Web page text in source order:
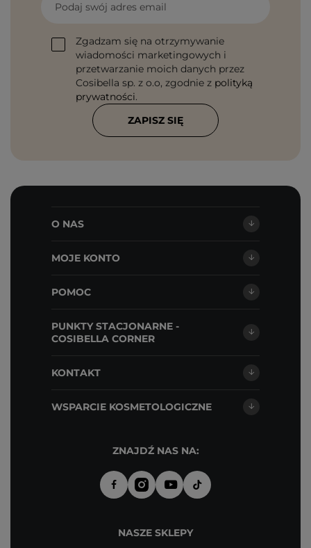
Podaj swój adres email
Zgadzam się na otrzymywanie
wiadomości marketingowych i
przetwarzanie moich danych przez
Cosibella sp. z o.o, zgodnie z polityką
prywatności.
ZAPISZ SIĘ
O NAS
MOJE KONTO
POMOC
PUNKTY STACJONARNE -
COSIBELLA CORNER
KONTAKT
WSPARCIE KOSMETOLOGICZNE
ZNAJDŹ NAS NA:
NASZE SKLEPY